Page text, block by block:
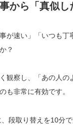
から「真似し
が速い」「いつも丁
？
観察し、「あの人の
も非常に有効です。
、段取り替えを10分